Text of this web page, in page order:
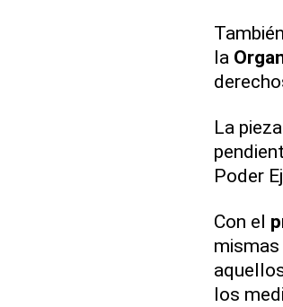
la
La
Poder
Con el
mismas
los